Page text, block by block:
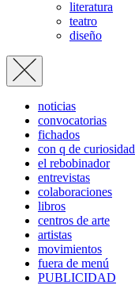
literatura
teatro
diseño
noticias
convocatorias
fichados
con q de curiosidad
el rebobinador
entrevistas
colaboraciones
libros
centros de arte
artistas
movimientos
fuera de menú
PUBLICIDAD